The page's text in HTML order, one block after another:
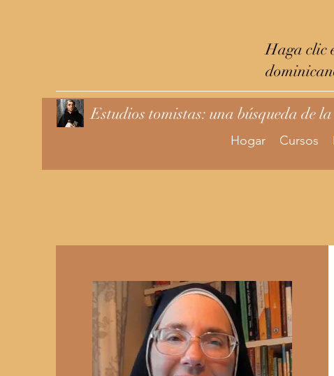
Haga clic
Estudios tomistas: una búsqueda de
Hogar Cursos